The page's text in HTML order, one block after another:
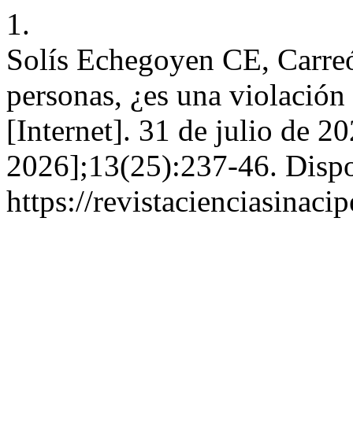
1.
Solís Echegoyen CE,
personas, ¿es una
[Internet]. 31 de julio de
2026];13(25):237-46.
https://